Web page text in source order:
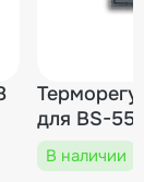
для BS-
В наличии